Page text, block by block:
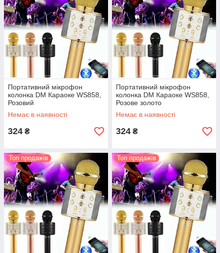
Портативний мікрофон
колонка DM Караоке WS858,
Розовий
Немає в наявності
324 ₴
Портативний мікрофон
колонка DM Караоке WS858,
Розове золото
Немає в наявності
324 ₴
Топ продажів Топ продажів